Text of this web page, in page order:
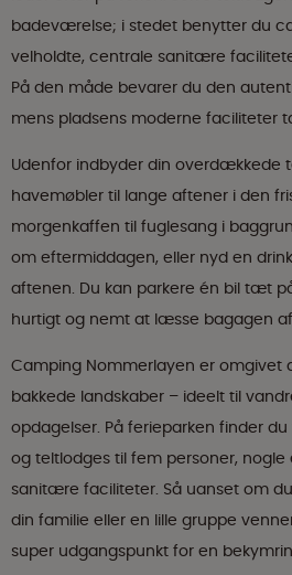
badeværelse; i stedet benytter du
velholdte, centrale sanitære
På den måde bevarer du den
mens pladsens moderne faciliteter
Udenfor indbyder din overdækkede
havemøbler til lange aftener i den
morgenkaffen til fuglesang i
om eftermiddagen, eller nyd en
aftenen. Du kan parkere én bil tæt
hurtigt og nemt at læsse bagagen
Camping Nommerlayen er omgivet
bakkede landskaber – ideelt til
opdagelser. På ferieparken finder
og teltlodges til fem personer,
sanitære faciliteter. Så uanset om
din familie eller en lille gruppe
super udgangspunkt for en